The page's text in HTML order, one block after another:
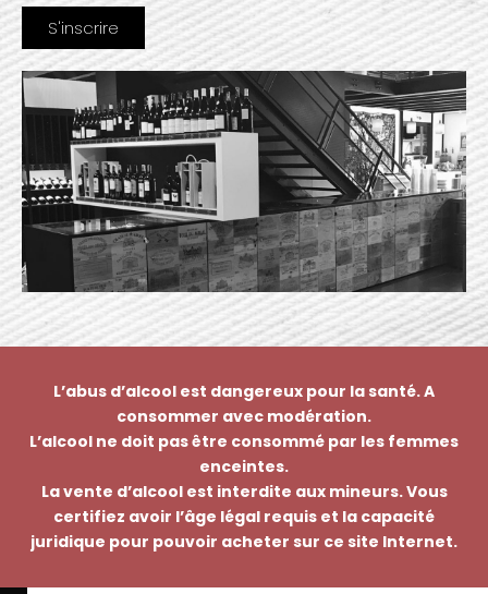
L’abus d’alcool est dangereux pour la santé. A
consommer avec modération.
L’alcool ne doit pas être consommé par les femmes
enceintes.
La vente d’alcool est interdite aux mineurs. Vous
certifiez avoir l’âge légal requis et la capacité
juridique pour pouvoir acheter sur ce site Internet.